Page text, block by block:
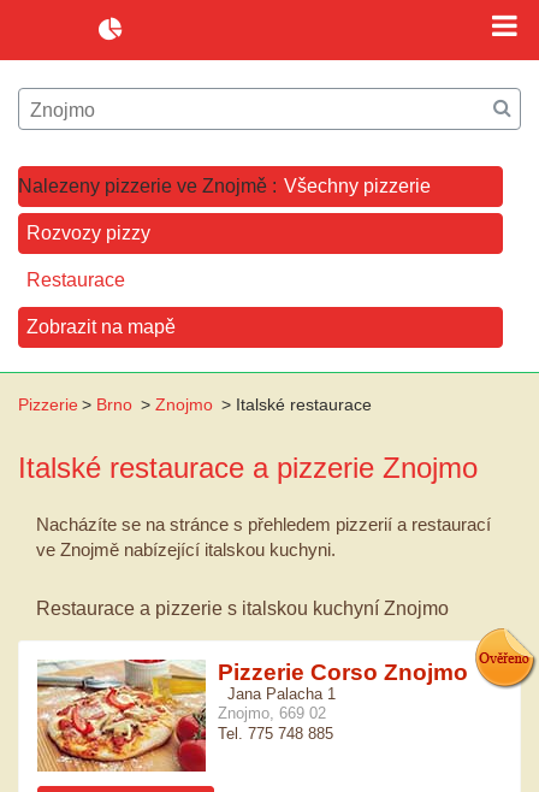
Nalezeny pizzerie ve Znojmě : Všechny pizzerie
Rozvozy pizzy
Restaurace
Zobrazit na mapě
Pizzerie> Brno > Znojmo > Italské restaurace
Italské restaurace a pizzerie Znojmo
Nacházíte se na stránce s přehledem pizzerií a restaurací
ve Znojmě nabízející italskou kuchyni.
Restaurace a pizzerie s italskou kuchyní Znojmo
Pizzerie Corso Znojmo
Jana Palacha 1
Znojmo, 669 02
Tel. 775 748 885